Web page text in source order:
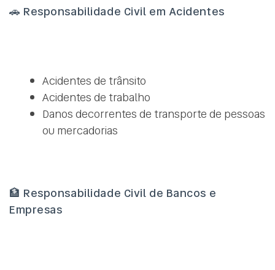
🚗 Responsabilidade Civil em Acidentes
Acidentes de trânsito
Acidentes de trabalho
Danos decorrentes de transporte de pessoas
ou mercadorias
🏦 Responsabilidade Civil de Bancos e
Empresas